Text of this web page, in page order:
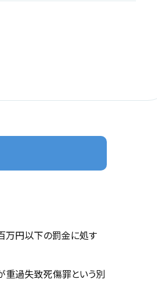
万円以下の罰金に処す
が重過失致死傷罪という別